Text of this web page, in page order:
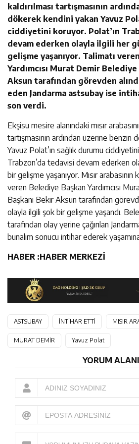
kaldırılması tartışmasının
dökerek kendini yakan Yavuz
ciddiyetini koruyor. Polat’ın
devam ederken olayla ilgili her
gelişme yaşanıyor. Talimatı
Yardımcısı Murat Demir
Aksun tarafından görevden
eden Jandarma astsubay ise
son verdi.
Ekşisu mesire alanındaki mısır
tartışmasının ardından üzerine benzin
Yavuz Polat’ın sağlık durumu
Trabzon’da tedavisi devam ederken
bir gelişme yaşanıyor. Mısır arabasının
veren Belediye Başkan Yardımcısı
Başkanı Bekir Aksun tarafından
olayla ilgili şok bir gelişme yaşandı.
tarafından olay yerine çağırılan
bunalım sonucu intihar ederek
HABER :HABER MERKEZİ
ASTSUBAY İNTİHAR ETTİ MISIR
MURAT DEMİR Yavuz Polat
YORUM ALANI